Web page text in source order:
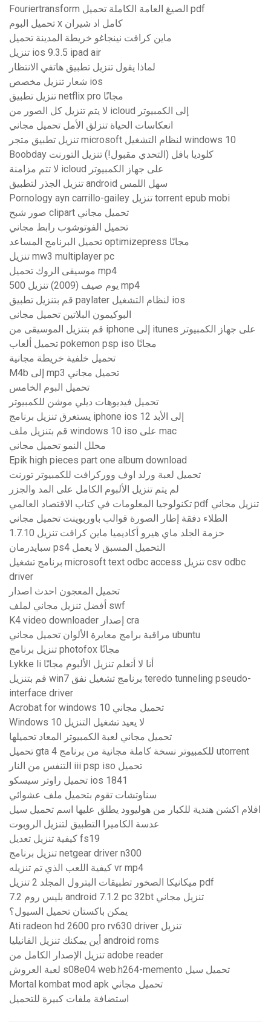
Fouriertransform الصيغ العامة الكاملة تحميل pdf
تحميل البوم x كامل اد شيران
ماين كرافت نينجاغو خريطة المدينة تحميل
تنزيل ios 9.3.5 ipad air
لماذا يقول تنزيل تطبيق هاتفي الانتظار
شعار تنزيل مخصص ios
تنزيل تطبيق netflix pro مجانًا
لا يتم تنزيل كل الصور من icloud إلى الكمبيوتر
انعكاسات الحياة تنزلق الأمل تحميل مجاني
تنزيل تطبيق متجر microsoft لنظام التشغيل windows 10
Boobday كلوديا بافل (التحدي مقبول!) تنزيل التورنت
لا تتم مزامنة icloud على جهاز الكمبيوتر
تنزيل الجذر لتطبيق android سهل اللمس
Pornology ayn carrillo-gailey تنزيل torrent epub mobi
صور شبح clipart تحميل مجاني
تحميل الفوتوشوب رابط مجاني
تحميل البرنامج المساعد optimizepress مجانًا
تنزيل mw3 multiplayer pc
موسيقى الروك تحميل mp4
500 يوم صيف (2009) تنزيل mp4
قم بتنزيل تطبيق paylater لنظام التشغيل ios
البوكيمون البلاتين تحميل مجاني
قم بتنزيل الموسيقى من iphone إلى itunes على جهاز الكمبيوتر
تحميل ألعاب pokemon psp iso مجانًا
تحميل خلفية خريطة مجانية
M4b إلى mp3 تحميل مجاني
تحميل البوم الخامس
تحميل فيديوهات ديلي موشن للكمبيوتر
يستغرق تنزيل برنامج iphone ios 12 إلى الأبد
قم بتنزيل ملف windows 10 iso على mac
محلل النمو تحميل مجاني
Epik high pieces part one album download
تحميل لعبة ورلد اوف ووركرافت للكمبيوتر تورنت
لم يتم تنزيل الألبوم الكامل على المد والجزر
تكنولوجيا المعلومات في كتاب الاقتصاد العالمي pdf تنزيل مجاني
الطلاء دفقة إطار الصورة قوالب باوربوينت تحميل مجاني
حزمة الجلد ماي هيرو أكاديميا ماين كرافت تنزيل 1.7.10
سبايدرمان ps4 التحميل المسبق لا يعمل
برنامج تشغيل microsoft text odbc access تنزيل csv odbc
driver
تحميل المعجون احدث اصدار
أفضل تنزيل مجاني لملف swf
K4 video downloader إصدار cra
مراقبة برامج معايرة الألوان تحميل مجاني ubuntu
تنزيل برنامج photofox مجانًا
Lykke li أنا لا أتعلم تنزيل الألبوم مجانًا
قم بتنزيل win7 برنامج تشغيل نفق teredo tunneling pseudo-
interface driver
Acrobat for windows 10 تحميل مجاني
Windows 10 لا يعيد تشغيل التنزيل
تحميل مجاني لعبة الكمبيوتر المعاد تحميلها
تحميل gta 4 للكمبيوتر نسخة كاملة مجانية من برنامج utorrent
التنفس من النار iii psp iso تحميل
تحميل راوتر سيسكو ios 1841
سناوتشات تقوم بتحميل ملف عشوائي
افلام اكشن هندية للكبار من هوليوود يطلق عليها اسم تحميل سيل
عدسة الكاميرا التطبيق لتنزيل الروبوت
كيفية تنزيل تعديل fs19
تنزيل برنامج netgear driver n300
كيفية اللعب الذي تم تنزيله vr mp4
ميكانيكا الصخور تطبيقات البترول المجلد 2 تنزيل pdf
بليس روم 7.2 android 7.1.2 pc 32bt تنزيل مجاني
يمكن باكستان تحميل السيول؟
Ati radeon hd 2600 pro rv630 driver تنزيل
أين يمكنك تنزيل الفانيليا android roms
تنزيل الإصدار الكامل من adobe reader
لعبة العروش s08e04 web.h264-memento تحميل سيل
Mortal kombat mod apk تحميل مجاني
استضافة ملفات كبيرة للتحميل